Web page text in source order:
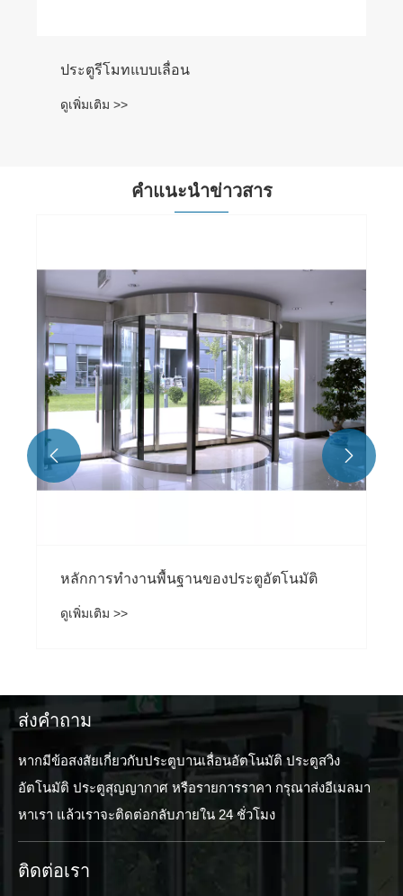
คำแนะนำข่าวสาร
ประตูบานเลื่อนซ้อนอัตโนมัติคืออะไร และ
ทำงานอย่างไร?
ดูเพิ่มเติม >>
 
ส่งคำถาม
หากมีข้อสงสัยเกี่ยวกับประตูบานเลื่อนอัตโนมัติ ประตูสวิง
อัตโนมัติ ประตูสุญญากาศ หรือรายการราคา กรุณาส่งอีเมลมา
หาเรา แล้วเราจะติดต่อกลับภายใน 24 ชั่วโมง
ติดต่อเรา